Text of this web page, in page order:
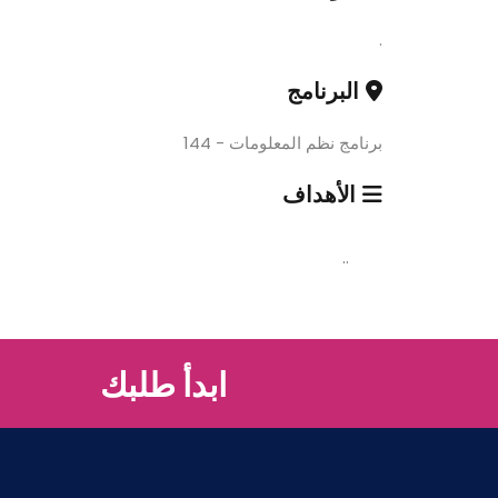
.
البرنامج
برنامج نظم المعلومات - 144
الأهداف
..
ابدأ طلبك